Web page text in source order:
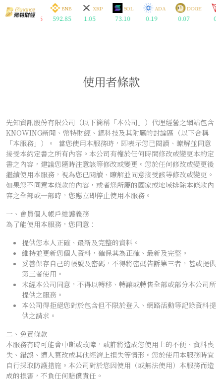
使用者條款
先知資訊股份有限公司（以下簡稱「本公司」）代理經營之網站包含
KNOWING新聞、幣特財經、鍶科技及其附屬的討論區（以下合稱
「本服務」）。 當您使用本服務時，即表示您已閱讀、瞭解並同意
接受本約定書之所有內容。本公司有權於任何時間修改或變更本約定
書之內容，建議您隨時注意該等修改或變更。您於任何修改或變更後
繼續使用本服務，視為您已閱讀、瞭解並同意接受該等修改或變更。
如果您不同意本條款的內容，或者您所屬的國家或地域排除本條款內
容之全部或一部時，您應立即停止使用本服務。
一、會員個人帳戶維護義務
為了能使用本服務，您同意：
提供您本人正確、最新及完整的資料。
維持並更新您個人資料，確保其為正確、最新及完整。
妥善保存自己的帳號及密碼，不得將密碼告訴第三者，甚或提供
第三者使用。
未經本公司同意，不得以轉移、轉讓或轉售全部或部分本公司所
提供之服務。
本公司得拒絕您對於包含但不限於登入、網路活動等記錄資料提
供之請求。
二、免責條款
本服務有時可能會中斷或故障，或許將造成您使用上的不便、資料喪
失、錯誤、遭人篡改或其他經濟上損失等情形。您於使用本服務時宜
自行採取防護措施。本公司對於您因使用（或無法使用）本服務而造
成的損害，不負任何賠償責任。
ETH
1899.16
BNB
592.85
XRP
1.05
SOL
73.10
ADA
0.19
DOGE
0.07